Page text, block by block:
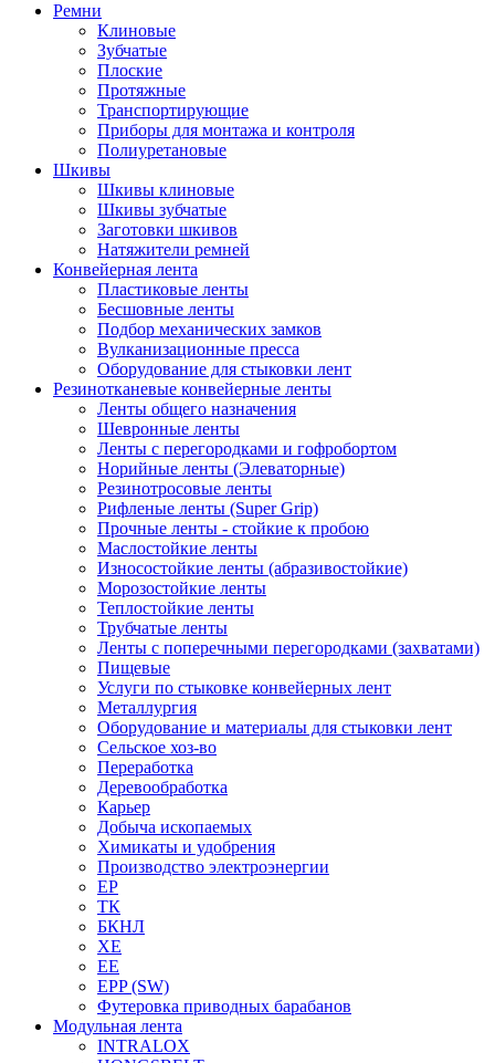
Ремни
Клиновые
Зубчатые
Плоские
Протяжные
Транспортирующие
Приборы для монтажа и контроля
Полиуретановые
Шкивы
Шкивы клиновые
Шкивы зубчатые
Заготовки шкивов
Натяжители ремней
Конвейерная лента
Пластиковые ленты
Бесшовные ленты
Подбор механических замков
Вулканизационные пресса
Оборудование для стыковки лент
Резинотканевые конвейерные ленты
Ленты общего назначения
Шевронные ленты
Ленты с перегородками и гофробортом
Норийные ленты (Элеваторные)
Резинотросовые ленты
Рифленые ленты (Super Grip)
Прочные ленты - стойкие к пробою
Маслостойкие ленты
Износостойкие ленты (абразивостойкие)
Морозостойкие ленты
Теплостойкие ленты
Трубчатые ленты
Ленты с поперечными перегородками (захватами)
Пищевые
Услуги по стыковке конвейерных лент
Металлургия
Оборудование и материалы для стыковки лент
Сельское хоз-во
Переработка
Деревообработка
Карьер
Добыча ископаемых
Химикаты и удобрения
Производство электроэнергии
EP
ТК
БКНЛ
XE
EE
EPP (SW)
Футеровка приводных барабанов
Модульная лента
INTRALOX